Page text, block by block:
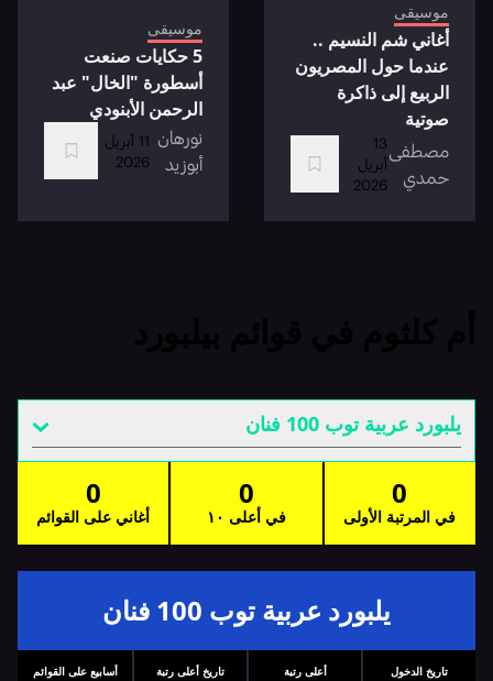
موسيقى
أغاني شم النسيم ..
عندما حول المصريون
الربيع إلى ذاكرة
صوتية
مصطفى
حمدي
13
أبريل
2026
موسيقى
5 حكايات صنعت
أسطورة "الخال" عبد
الرحمن الأبنودي
نورهان
أبوزيد
11 أبريل
2026
يلبورد عربية توب 100 فنان
0
في المرتبة الأولى
0
في أعلى ١٠
0
أغاني على القوائم
يلبورد عربية توب 100 فنان
تاريخ الدخول أعلى رتبة تاريخ أعلى رتبة أسابيع على القوائم